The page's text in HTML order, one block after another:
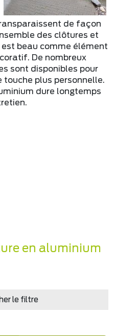
de façon
des clôtures et
est beau comme élément
De nombreux
sont disponibles pour
touche plus personnelle.
dure longtemps
en aluminium
le filtre